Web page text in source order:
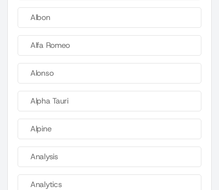
Albon
Alfa Romeo
Alonso
Alpha Tauri
Alpine
Analysis
Analytics